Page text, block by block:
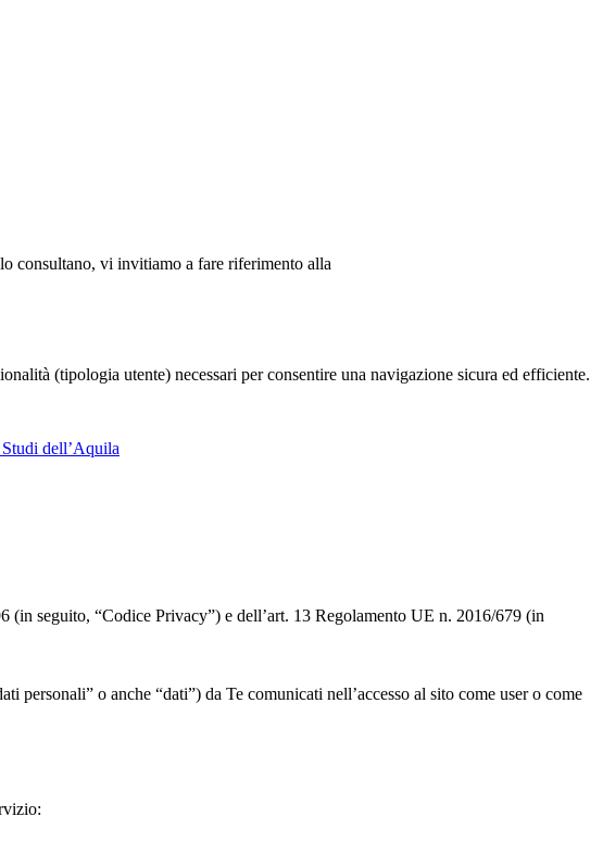
consultano, vi invitiamo a fare riferimento alla
(tipologia utente) necessari per consentire una navigazione sicura ed efficiente.
dell’Aquila
seguito, “Codice Privacy”) e dell’art. 13 Regolamento UE n. 2016/679 (in
o anche “dati”) da Te comunicati nell’accesso al sito come user o come